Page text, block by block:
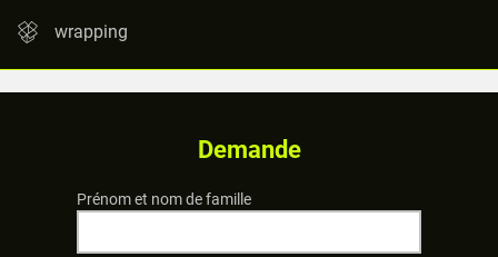
wrapping
Demande
Prénom et nom de famille